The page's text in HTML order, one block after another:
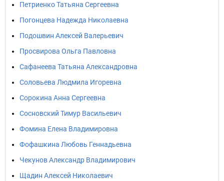
Петриенко Татьяна Сергеевна
Погонцева Надежда Николаевна
Подошвин Алексей Валерьевич
Просвирова Ольга Павловна
Сафанеева Татьяна Александровна
Соловьева Людмила Игоревна
Сорокина Анна Сергеевна
Сосновский Тимур Васильевич
Фомина Елена Владимировна
Фофашкина Любовь Геннадьевна
Чекунов Александр Владимирович
Щадин Алексей Николаевич